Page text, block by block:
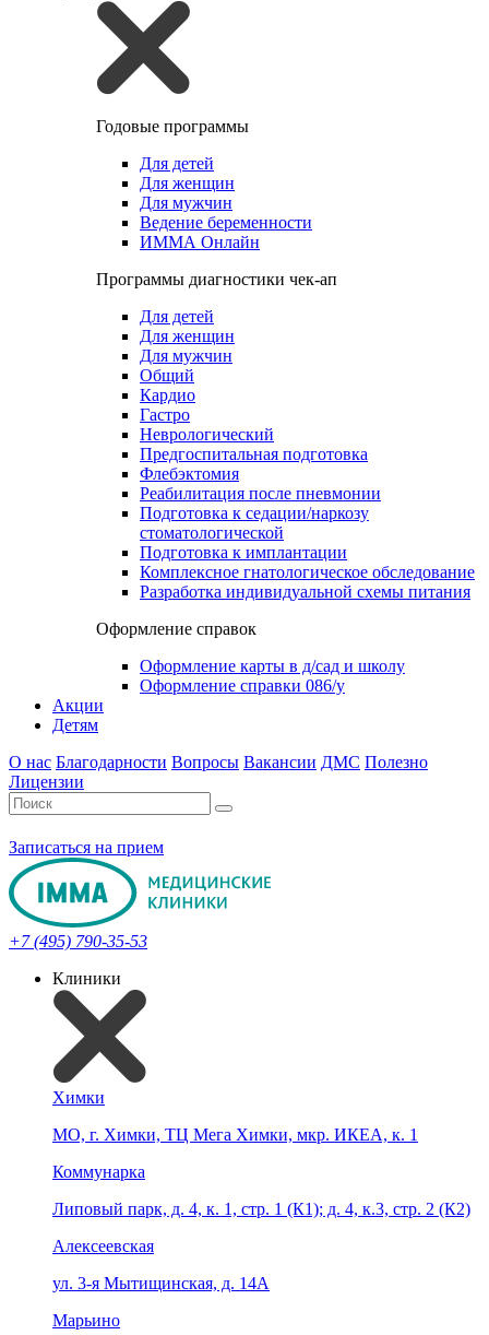
Годовые программы
Для детей
Для женщин
Для мужчин
Ведение беременности
ИММА Онлайн
Программы диагностики чек-ап
Для детей
Для женщин
Для мужчин
Общий
Кардио
Гастро
Неврологический
Предгоспитальная подготовка
Флебэктомия
Реабилитация после пневмонии
Подготовка к седации/наркозу
стоматологической
Подготовка к имплантации
Комплексное гнатологическое обследование
Разработка индивидуальной схемы питания
Оформление справок
Оформление карты в д/сад и школу
Оформление справки 086/у
Акции
Детям
О нас Благодарности Вопросы Вакансии ДМС Полезно
Лицензии
Записаться на прием
+7 (495) 790-35-53
Клиники
Химки
МО, г. Химки, ТЦ Мега Химки, мкр. ИКЕА, к. 1
Коммунарка
Липовый парк, д. 4, к. 1, стр. 1 (К1); д. 4, к.3, стр. 2 (К2)
Алексеевская
ул. 3-я Мытищинская, д. 14А
Марьино